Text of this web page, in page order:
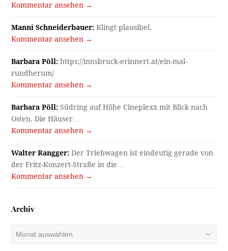
Kommentar ansehen →
Manni Schneiderbauer: Klingt plausibel.
Kommentar ansehen →
Barbara Pöll: https://innsbruck-erinnert.at/ein-mal-
rundherum/
Kommentar ansehen →
Barbara Pöll: Südring auf Höhe Cineplexx mit Blick nach
Osten. Die Häuser…
Kommentar ansehen →
Walter Rangger: Der Triebwagen ist eindeutig gerade von
der Fritz-Konzert-Straße in die…
Kommentar ansehen →
Archiv